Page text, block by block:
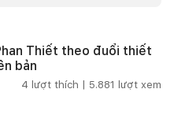
Thiết theo đuổi thiết
bản
4 lượt thích | 5.881 lượt xem